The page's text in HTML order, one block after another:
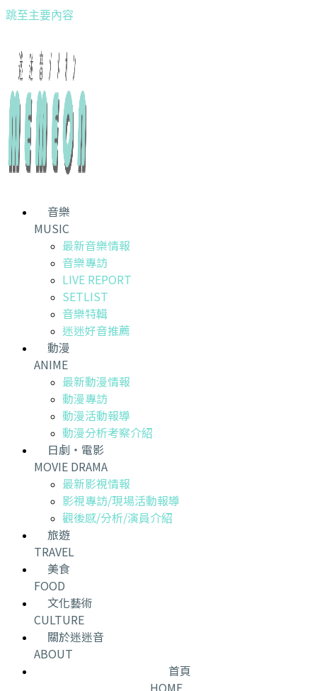
跳至主要內容
音樂
MUSIC
最新音樂情報
音樂專訪
LIVE REPORT
SETLIST
音樂特輯
迷迷好音推薦
動漫
ANIME
最新動漫情報
動漫專訪
動漫活動報導
動漫分析考察介紹
日劇・電影
MOVIE DRAMA
最新影視情報
影視專訪/現場活動報導
觀後感/分析/演員介紹
旅遊
TRAVEL
美食
FOOD
文化藝術
CULTURE
關於迷迷音
ABOUT
首頁
HOME